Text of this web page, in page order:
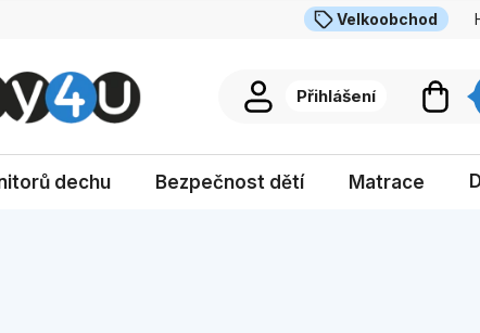
Velkoobchod
Podmínky ochrany osobních údajů
Doprava a platba
Kontakty
Přihlášení
dechu Bezpečnost dětí Matrace